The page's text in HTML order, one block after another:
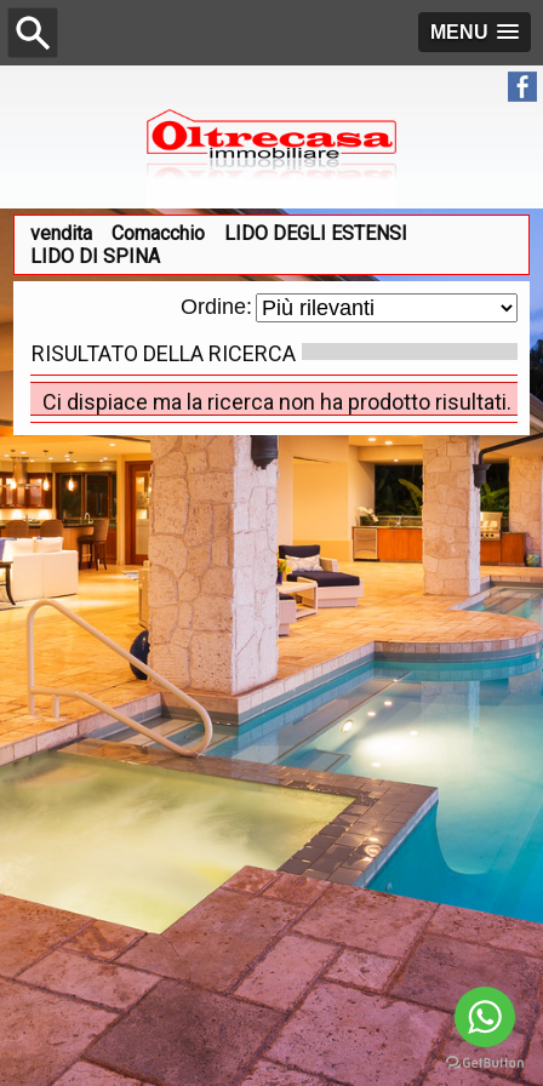
MENU
vendita Comacchio
LIDO DEGLI ESTENSI
LIDO DI SPINA
Ordine:
RISULTATO DELLA RICERCA
Ci dispiace ma la ricerca non ha prodotto risultati.